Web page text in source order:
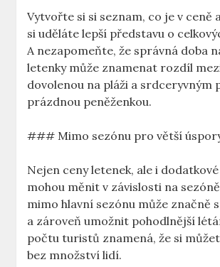
Vytvořte si si seznam, co je v ceně
si uděláte lepší představu o
A nezapomeňte, že správná doba
letenky může znamenat rozdíl
dovolenou na pláži a srdceryvným
prázdnou peněženkou.
### Mimo sezónu pro větší
Nejen ceny letenek, ale i
mohou měnit v závislosti na
mimo hlavní sezónu může značně
a zároveň umožnit pohodlnější
počtu turistů znamená, že si
bez množství lidí.